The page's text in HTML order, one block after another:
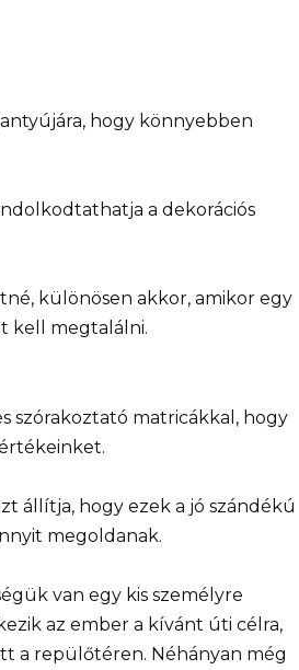
hogy könnyebben
a dekorációs
különösen akkor, amikor egy
kell megtalálni.
szórakoztató matricákkal, hogy
állítja, hogy ezek a jó szándékú
megoldanak.
van egy kis személyre
az ember a kívánt úti célra,
a repülőtéren. Néhányan még